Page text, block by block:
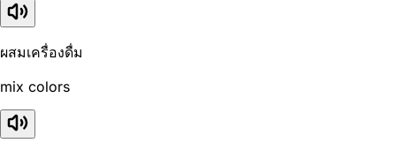
ผสมเครื่องดื่ม
mix colors